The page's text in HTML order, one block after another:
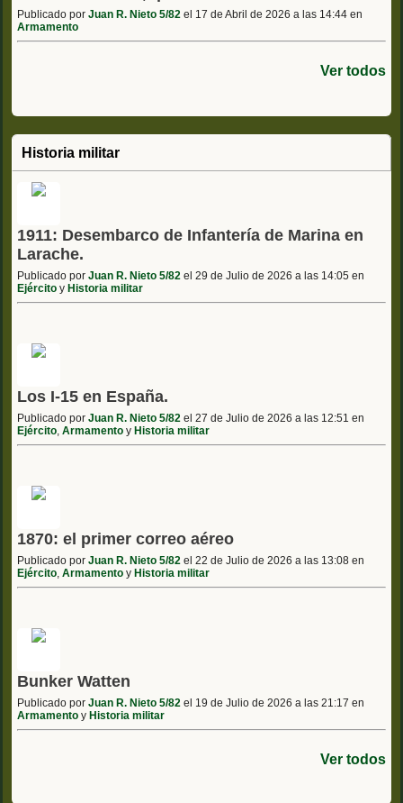
Publicado por Juan R. Nieto 5/82 el 17 de Abril de 2026 a las 14:44 en
Armamento
Ver todos
Historia militar
1911: Desembarco de Infantería de Marina en
Larache.
Publicado por Juan R. Nieto 5/82 el 29 de Julio de 2026 a las 14:05 en
Ejército y Historia militar
Los I-15 en España.
Publicado por Juan R. Nieto 5/82 el 27 de Julio de 2026 a las 12:51 en
Ejército Armamento y Historia militar
1870: el primer correo aéreo
Publicado por Juan R. Nieto 5/82 el 22 de Julio de 2026 a las 13:08 en
Ejército Armamento y Historia militar
Bunker Watten
Publicado por Juan R. Nieto 5/82 el 19 de Julio de 2026 a las 21:17 en
Armamento y Historia militar
Ver todos